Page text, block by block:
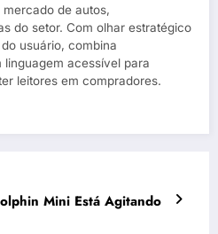
de autos,
do setor. Com olhar estratégico
usuário, combina
acessível para
leitores em compradores.
Mini Está Agitando